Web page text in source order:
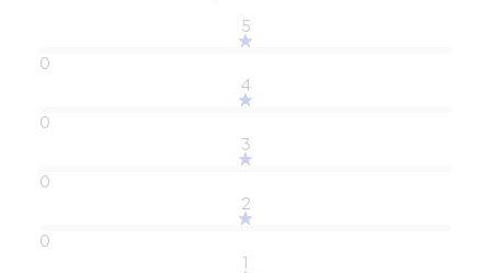
5
0
4
0
3
0
2
0
1